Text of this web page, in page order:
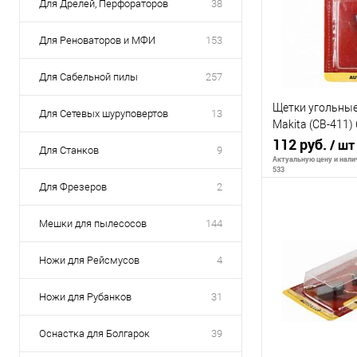
Для Дрелей, Перфораторов 38
Для Реноваторов и МФИ 153
Для Сабельной пилы 257
Для Сетевых шуруповертов 13
Для Станков 9
Для Фрезеров 2
Мешки для пылесосов 144
Ножи для Рейсмусов 4
Ножи для Рубанков 31
Оснастка для Болгарок 39
Щетки
Makita (CB-
AUTOSTOP 404-
112 руб. / шт
Актуальную цену и
533
К сравнению
В избранное